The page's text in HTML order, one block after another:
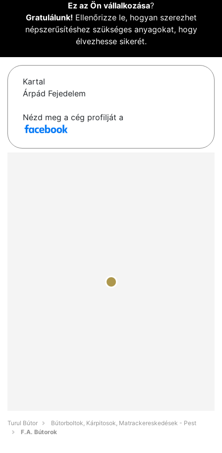
Ez az Ön vállalkozása?
Gratulálunk! Ellenőrizze le, hogyan szerezhet
népszerűsítéshez szükséges anyagokat, hogy
élvezhesse sikerét.
Kartal
Árpád Fejedelem
Nézd meg a cég profilját a
Turul Bútor
Bútorboltok, Kárpitosok, Matrackereskedések - Pest
F.A. Bútorok